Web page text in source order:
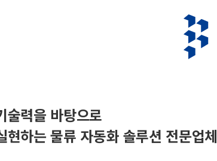
술력을 바탕으로
현하는 물류 자동화 솔루션 전문업체